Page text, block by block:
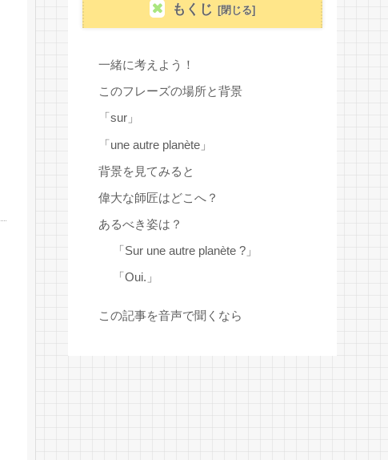
もくじ
一緒に考えよう！
このフレーズの場所と背景
「sur」
「une autre planète」
背景を見てみると
偉大な師匠はどこへ？
あるべき姿は？
「Sur une autre planète ?」
「Oui.」
この記事を音声で聞くなら